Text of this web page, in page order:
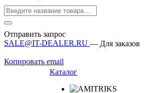
Отправить запрос
SALE@IT-DEALER.RU — Для заказов
Копировать email
Каталог